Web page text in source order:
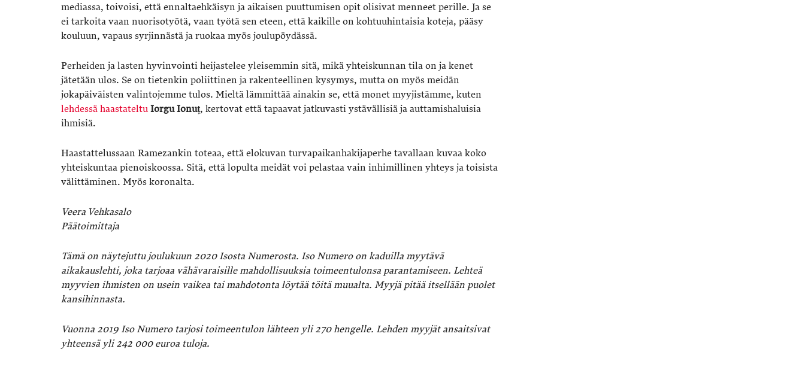
mediassa, toivoisi, että ennaltaehkäisyn ja aikaisen puuttumisen opit olisivat menneet perille. Ja se
ei tarkoita vaan nuorisotyötä, vaan työtä sen eteen, että kaikille on kohtuuhintaisia koteja, pääsy
kouluun, vapaus syrjinnästä ja ruokaa myös joulupöydässä.
Perheiden ja lasten hyvinvointi heijastelee yleisemmin sitä, mikä yhteiskunnan tila on ja kenet
jätetään ulos. Se on tietenkin poliittinen ja rakenteellinen kysymys, mutta on myös meidän
jokapäiväisten valintojemme tulos. Mieltä lämmittää ainakin se, että monet myyjistämme, kuten
lehdessä haastateltu Iorgu Ionuț, kertovat että tapaavat jatkuvasti ystävällisiä ja auttamishaluisia
ihmisiä.
Haastattelussaan Ramezankin toteaa, että elokuvan turvapaikanhakijaperhe tavallaan kuvaa koko
yhteiskuntaa pienoiskoossa. Sitä, että lopulta meidät voi pelastaa vain inhimillinen yhteys ja toisista
välittäminen. Myös koronalta.
Veera Vehkasalo
Päätoimittaja
Tämä on näytejuttu joulukuun 2020 Isosta Numerosta. Iso Numero on kaduilla myytävä
aikakauslehti, joka tarjoaa vähävaraisille mahdollisuuksia toimeentulonsa parantamiseen. Lehteä
myyvien ihmisten on usein vaikea tai mahdotonta löytää töitä muualta. Myyjä pitää itsellään puolet
kansihinnasta.
Vuonna 2019 Iso Numero tarjosi toimeentulon lähteen yli 270 hengelle. Lehden myyjät ansaitsivat
yhteensä yli 242 000 euroa tuloja.